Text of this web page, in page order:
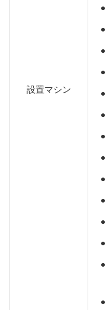
設置マシン